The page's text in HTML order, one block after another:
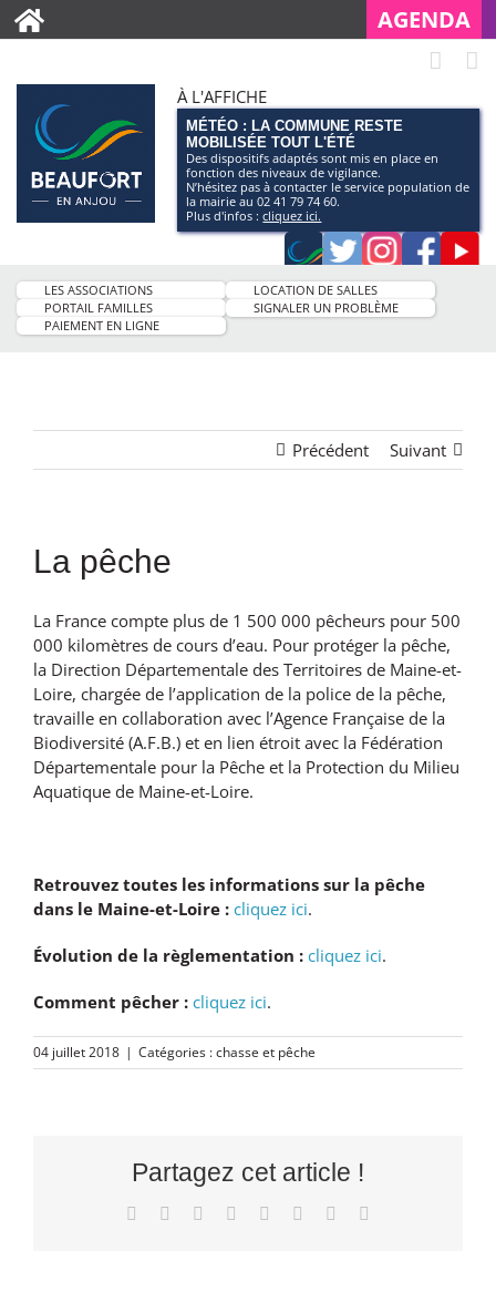
AGENDA
À L'AFFICHE
MÉTÉO : LA COMMUNE RESTE
MOBILISÉE TOUT L'ÉTÉ
Des dispositifs adaptés sont mis en place en
fonction des niveaux de vigilance.
N’hésitez pas à contacter le service population de
la mairie au 02 41 79 74 60.
Plus d'infos :cliquez ici.
Application
smartphone
de
TwitterInstagram
LES ASSOCIATIONS
LOCATION DE SALLES
PORTAIL FAMILLES
SIGNALER UN PROBLÈME
PAIEMENT EN LIGNE
Précédent Suivant
La pêche
La France compte plus de 1 500 000 pêcheurs pour 500
000 kilomètres de cours d’eau. Pour protéger la pêche,
la Direction Départementale des Territoires de Maine-et-
Loire, chargée de l’application de la police de la pêche,
travaille en collaboration avec l’Agence Française de la
Biodiversité (A.F.B.) et en lien étroit avec la Fédération
Départementale pour la Pêche et la Protection du Milieu
Aquatique de Maine-et-Loire.
Retrouvez toutes les informations sur la pêche
dans le Maine-et-Loire : cliquez ici.
Évolution de la règlementation : cliquez ici.
Comment pêcher : cliquez ici.
04 juillet 2018 | Catégories :chasse et pêche
Partagez cet article !
Facebook Reddit LinkedIn
TumblrPinterest